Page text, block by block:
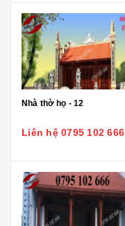
Nhà thờ họ - 12
Liên hệ 0795 102 666